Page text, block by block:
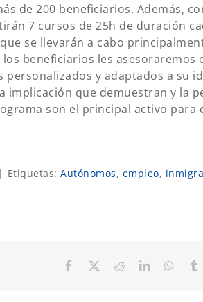
de 200 beneficiarios. Además,
7 cursos de 25h de duración
se llevarán a cabo
beneficiarios les asesoraremos
y adaptados a su
implicación que demuestran y la
son el principal activo para
| Etiquetas: Autónomos, empleo,
Facebook RedditLinkedIn